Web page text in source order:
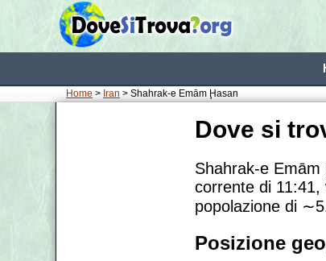
Home > Iran > Shahrak-e Emām Ḩasan
Dove si
Shahrak-e
corrente di
popolazione di
Posizione